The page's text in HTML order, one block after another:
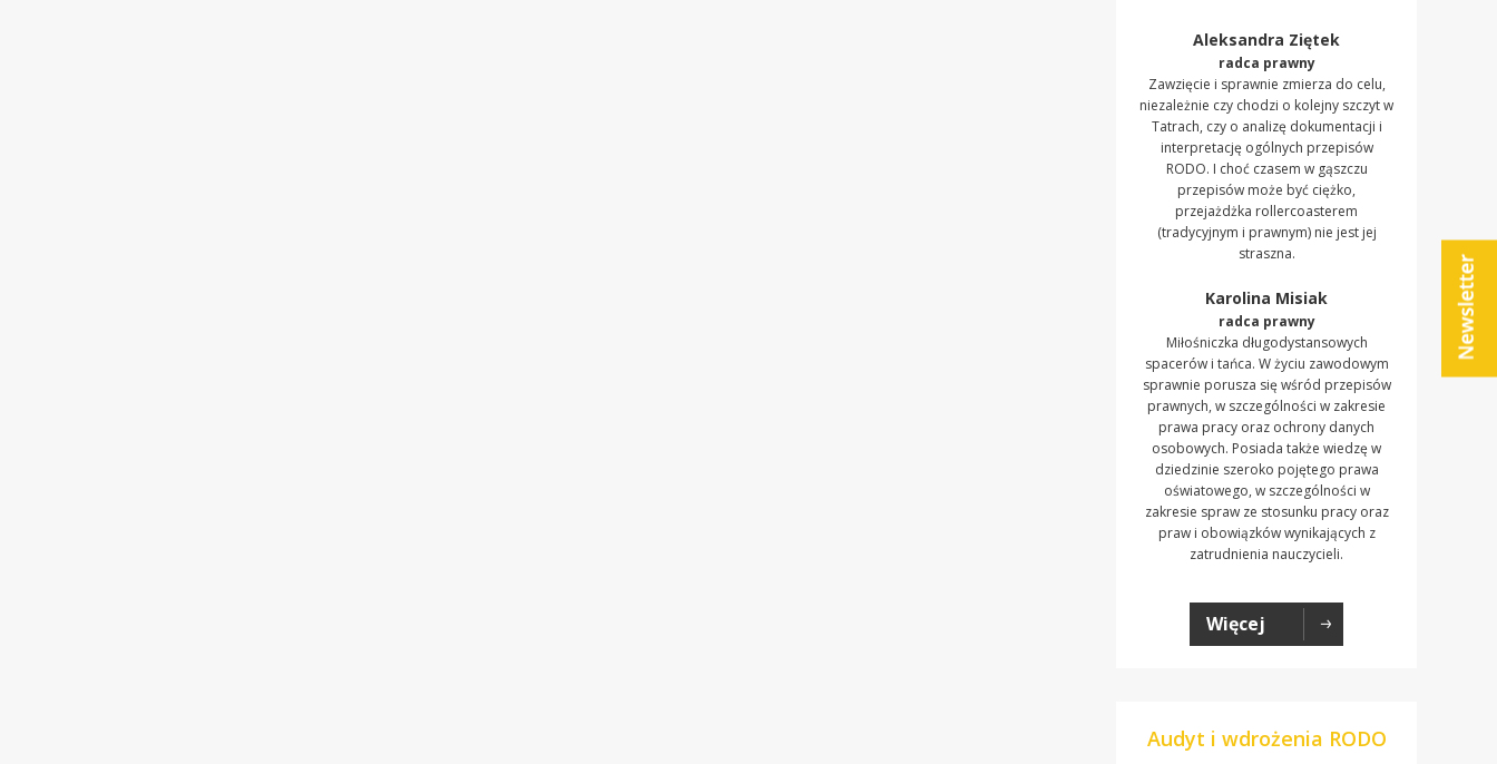
Aleksandra Ziętek
radca prawny
Zawzięcie i sprawnie zmierza do celu,
niezależnie czy chodzi o kolejny szczyt w
Tatrach, czy o analizę dokumentacji i
interpretację ogólnych przepisów
RODO. I choć czasem w gąszczu
przepisów może być ciężko,
przejażdżka rollercoasterem
(tradycyjnym i prawnym) nie jest jej
straszna.
Karolina Misiak
radca prawny
Miłośniczka długodystansowych
spacerów i tańca. W życiu zawodowym
sprawnie porusza się wśród przepisów
prawnych, w szczególności w zakresie
prawa pracy oraz ochrony danych
osobowych. Posiada także wiedzę w
dziedzinie szeroko pojętego prawa
oświatowego, w szczególności w
zakresie spraw ze stosunku pracy oraz
praw i obowiązków wynikających z
zatrudnienia nauczycieli.
Więcej
Audyt i wdrożenia RODO